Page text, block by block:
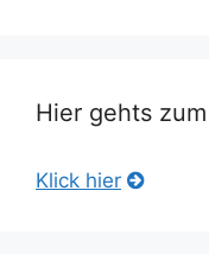
Hier gehts
Klick hier